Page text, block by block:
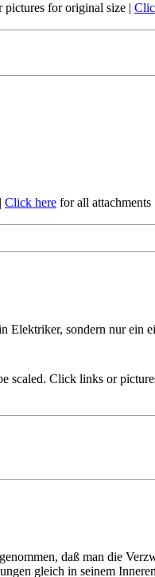
pictures for original size |
| Click here for all attachments
sondern nur ein
scaled. Click links or
daß man die
gleich in seinem